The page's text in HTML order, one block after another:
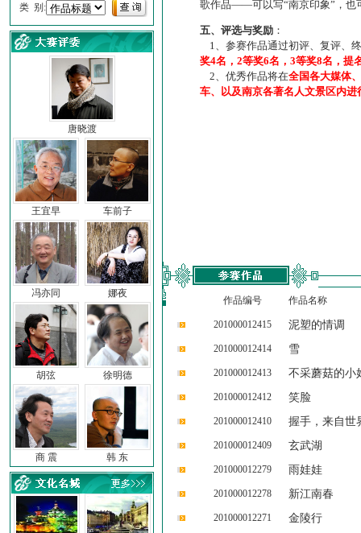
类 别:
唐晓渡
王宜早 车前子
冯亦同 娜夜
胡弦 徐明德
商 震 韩 东
歌作品——可以写“南京印象”，也
五、评选与奖励 ：
1、参赛作品通过初评、复评、
奖4名，2等奖6名，3等奖8名，提
2、优秀作品将在全国各大媒体
车、以及南京各著名人文景区内进
作品编号 作品名称
201000012415 泥塑的情调
201000012414 雪
201000012413 不采蘑菇的小
201000012412 笑脸
201000012410 握手，来自世
201000012409 玄武湖
201000012279 雨娃娃
201000012278 新江南春
201000012271 金陵行